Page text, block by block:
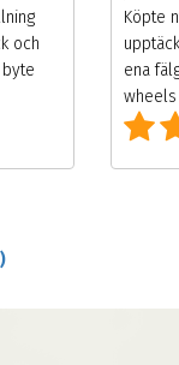
och
Köpte
ena